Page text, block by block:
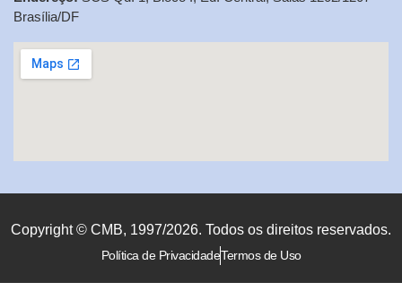
Brasília/DF
Copyright © CMB, 1997/2026. Todos os direitos reservados.
Política de PrivacidadeTermos de Uso